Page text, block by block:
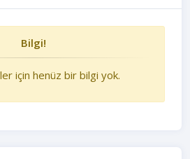
Bilgi!
için henüz bir bilgi yok.